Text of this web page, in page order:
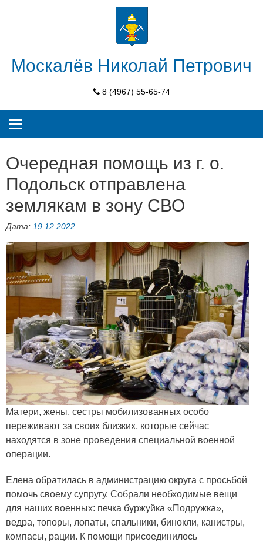
Москалёв Николай Петрович
8 (4967) 55-65-74
Очередная помощь из г. о.
Подольск отправлена
землякам в зону СВО
Дата: 19.12.2022
Матери, жены, сестры мобилизованных особо
переживают за своих близких, которые сейчас
находятся в зоне проведения специальной военной
операции.
Елена обратилась в администрацию округа с просьбой
помочь своему супругу. Собрали необходимые вещи
для наших военных: печка буржуйка «Подружка»,
ведра, топоры, лопаты, спальники, бинокли, канистры,
компасы, рации. К помощи присоединилось